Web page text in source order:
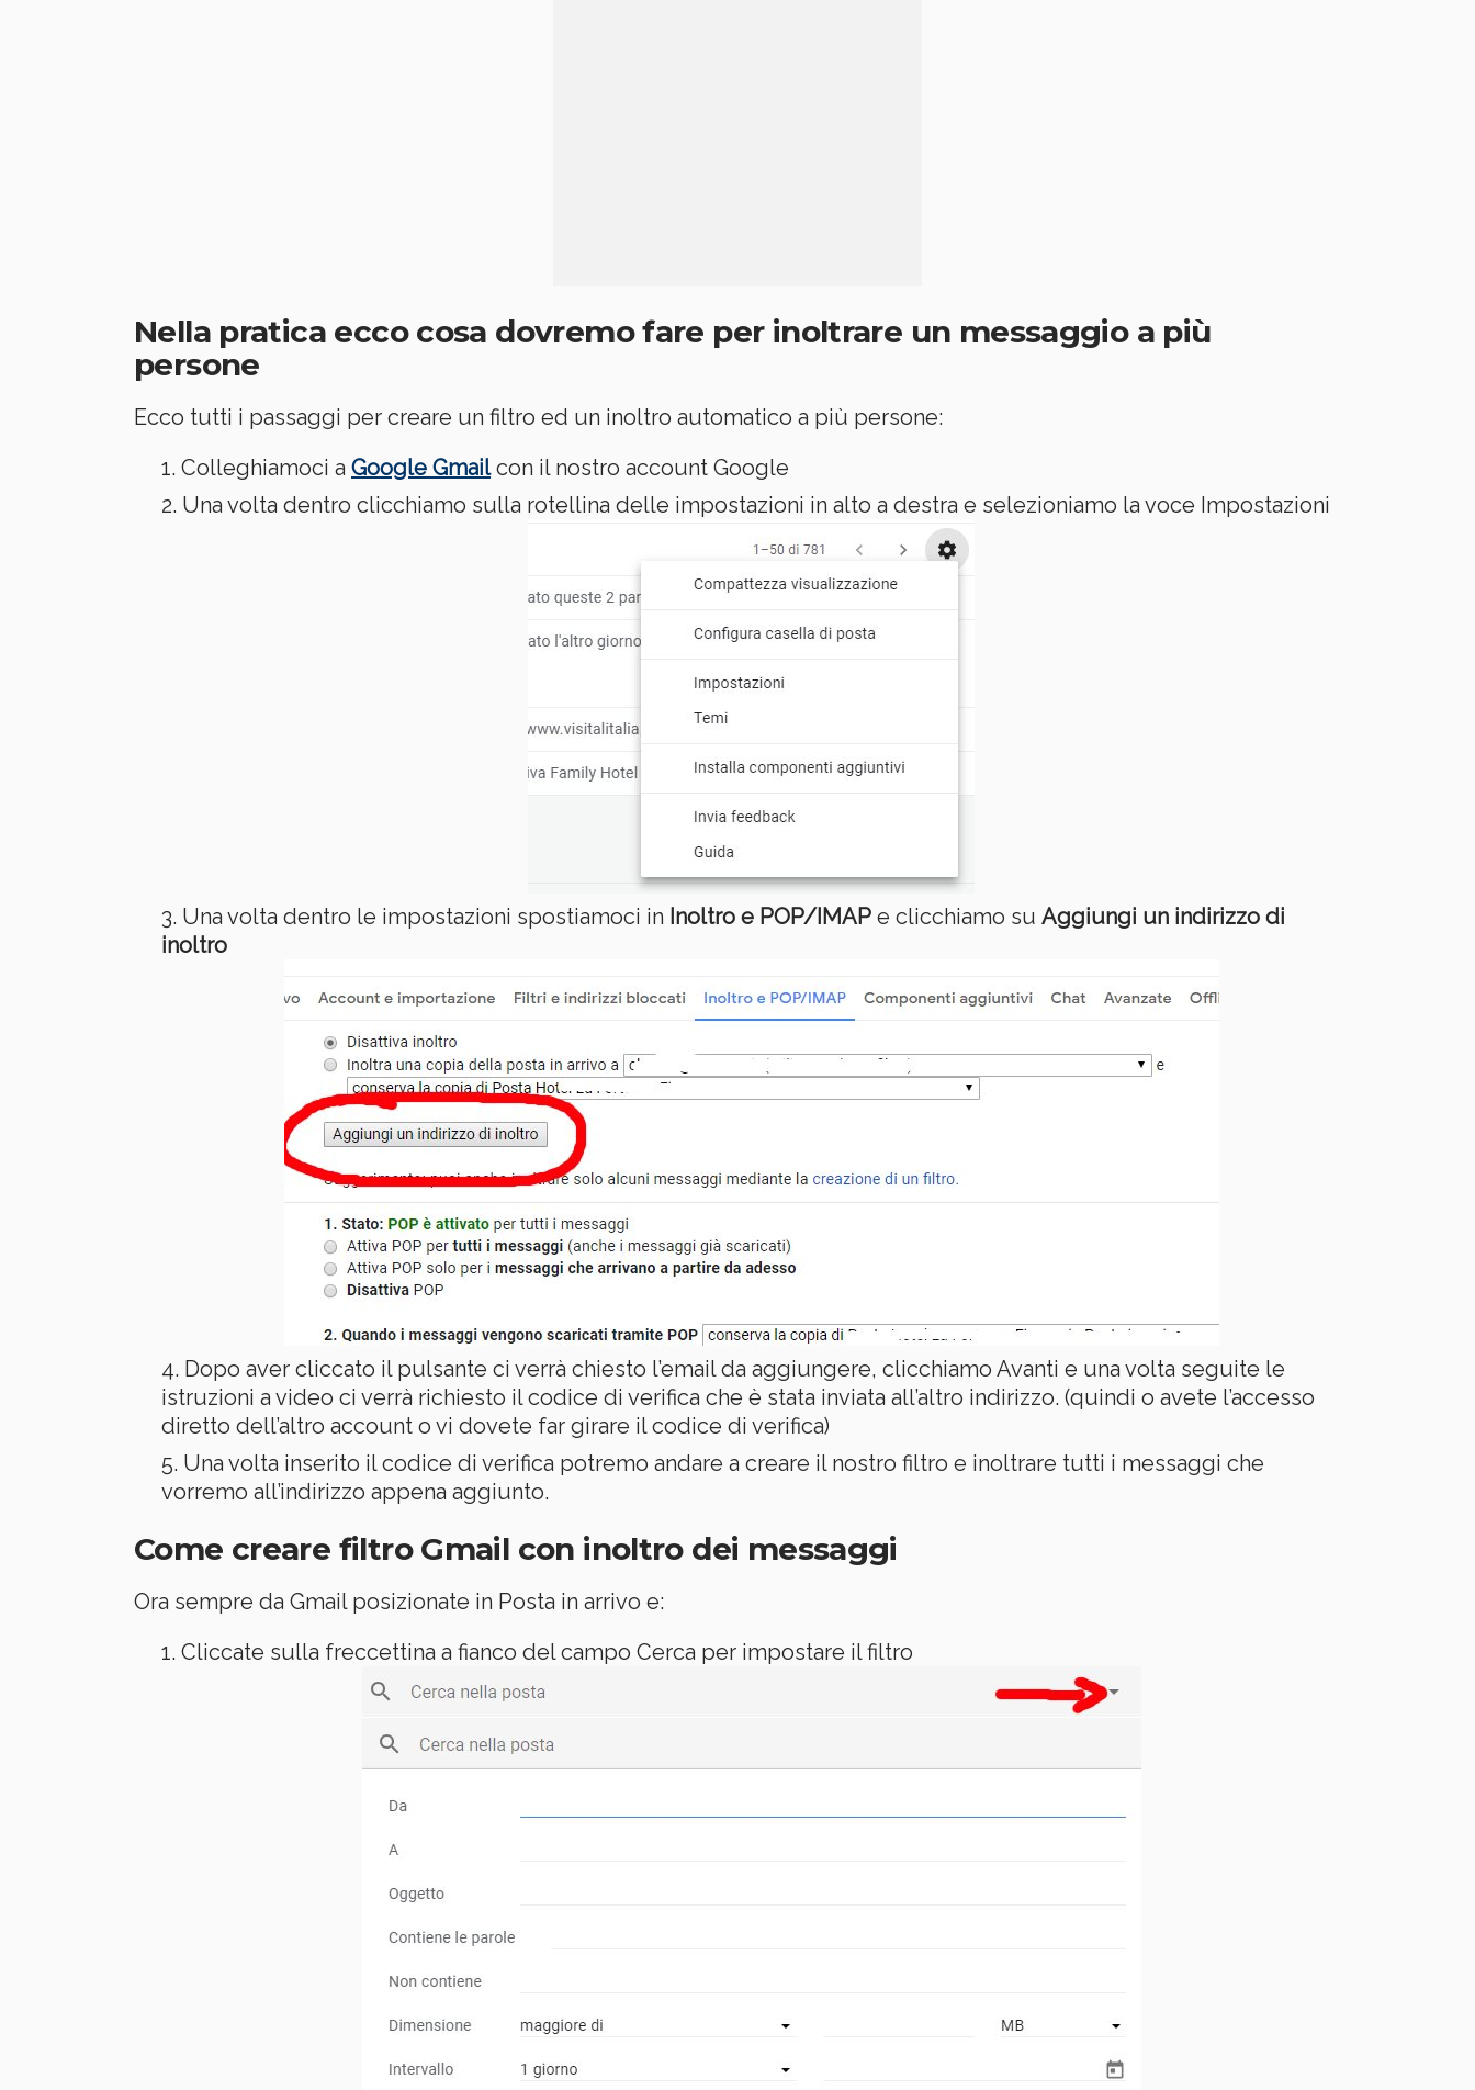
Nella pratica ecco cosa dovremo fare per inoltrare un messaggio a più
persone
Ecco tutti i passaggi per creare un filtro ed un inoltro automatico a più persone:
Colleghiamoci a Google Gmailcon il nostro account Google
Una volta dentro clicchiamo sulla rotellina delle impostazioni in alto a destra e selezioniamo la voce Impostazioni
Una volta dentro le impostazioni spostiamoci in Inoltro e POP/IMAP e clicchiamo su Aggiungi un indirizzo di
inoltro
Dopo aver cliccato il pulsante ci verrà chiesto l’email da aggiungere, clicchiamo Avanti e una volta seguite le
istruzioni a video ci verrà richiesto il codice di verifica che è stata inviata all’altro indirizzo. (quindi o avete l’accesso
diretto dell’altro account o vi dovete far girare il codice di verifica)
Una volta inserito il codice di verifica potremo andare a creare il nostro filtro e inoltrare tutti i messaggi che
vorremo all’indirizzo appena aggiunto.
Come creare filtro Gmail con inoltro dei messaggi
Ora sempre da Gmail posizionate in Posta in arrivo e:
Cliccate sulla freccettina a fianco del campo Cerca per impostare il filtro